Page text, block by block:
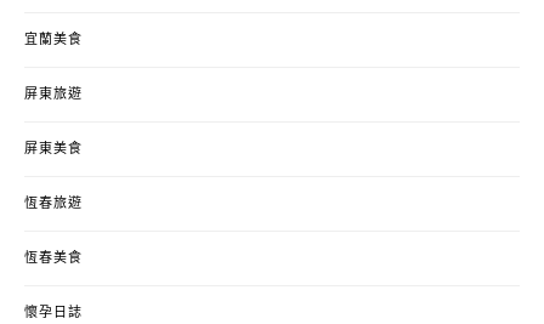
宜蘭美食
屏東旅遊
屏東美食
恆春旅遊
恆春美食
懷孕日誌